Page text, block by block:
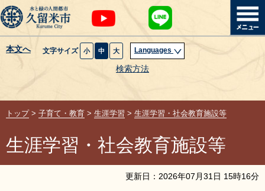
本文へ 文字サイズ 小 中 大 Languages
検索方法
暮らし・届出
健康・医療・福祉
観光魅力・イベント
トップ> 子育て・教育 > 生涯学習 > 生涯学習・社会教育施設等
生涯学習・社会教育施設等
更新日： 2026年07 月31 日 15時16分